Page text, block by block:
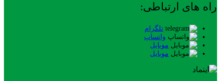
راه های ارتباطی:
تلگرام
واتساپ
موبایل
موبایل